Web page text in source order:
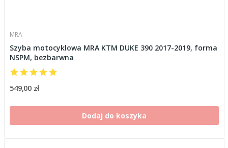
MRA
Szyba motocyklowa MRA KTM DUKE 390 2017-2019, forma
NSPM, bezbarwna
549,00 zł
Dodaj do koszyka